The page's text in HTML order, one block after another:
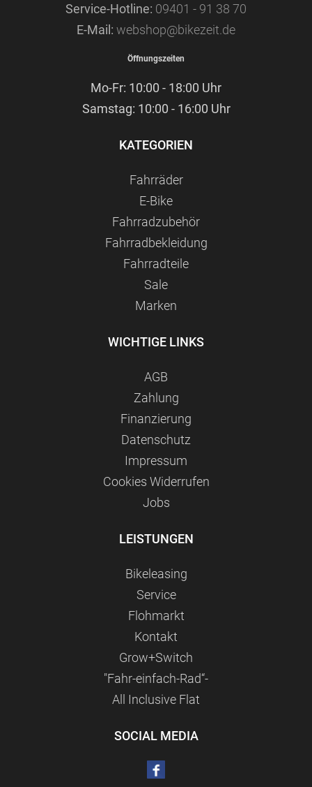
Service-Hotline: 09401 - 91 38 70
E-Mail: webshop@bikezeit.de
Öffnungszeiten
Mo-Fr: 10:00 - 18:00 Uhr
Samstag: 10:00 - 16:00 Uhr
KATEGORIEN
Fahrräder
E-Bike
Fahrradzubehör
Fahrradbekleidung
Fahrradteile
Sale
Marken
WICHTIGE LINKS
AGB
Zahlung
Finanzierung
Datenschutz
Impressum
Сookies Widerrufen
Jobs
LEISTUNGEN
Bikeleasing
Service
Flohmarkt
Kontakt
Grow+Switch
"Fahr-einfach-Rad“-
All Inclusive Flat
SOCIAL MEDIA